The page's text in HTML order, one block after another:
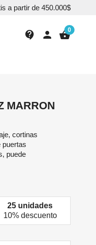
a partir de 450.000$
contact_support person shopping_basket
0
MARRON
cortinas
puertas
puede
25 unidades
10% descuento